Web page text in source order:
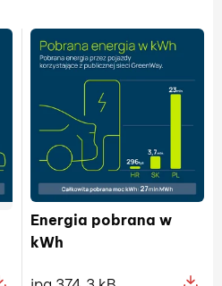
Energia pobrana w
kWh